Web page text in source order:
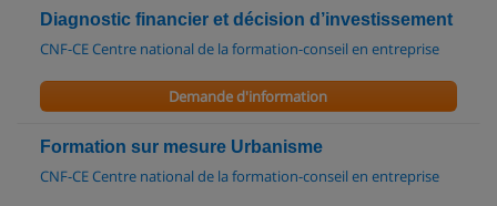
Diagnostic financier et décision d’investissement
CNF-CE Centre national de la formation-conseil en entreprise
Demande d'information
Formation sur mesure Urbanisme
CNF-CE Centre national de la formation-conseil en entreprise